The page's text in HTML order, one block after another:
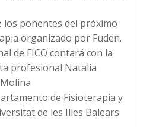
los ponentes del próximo
organizado por Fuden.
de FICO contará con la
profesional Natalia
de Fisioterapia y
de les Illes Balears